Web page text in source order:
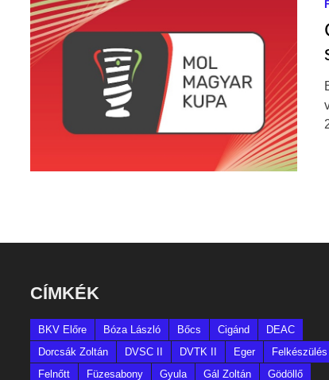
CÍMKÉK
BKV Előre Bóza László Bőcs Cigánd
DEAC
Dorcsák Zoltán
DVSC II DVTK II Eger
Felkészülés
Felnőtt
Füzesabony Gyula Gál Zoltán Gödöllő